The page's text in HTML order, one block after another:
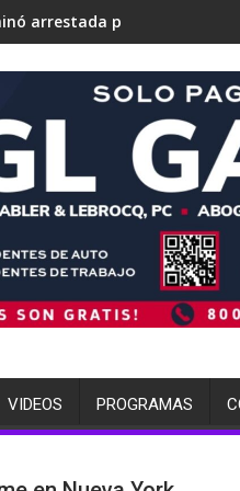
múltiples cargos
VIDEOS PROGRAMAS